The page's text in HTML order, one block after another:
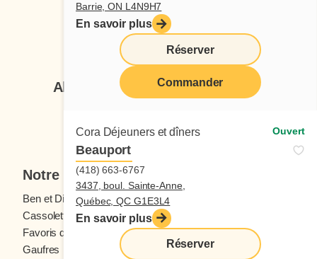
Barrie, ON L4N9H7
En savoir plus
Réserver
Commander
Cora Déjeuners et dîners Ouvert
Beauport
(418) 663-6767
3437, boul. Sainte-Anne,
Québec, QC G1E3L4
En savoir plus
Réserver
Suivez-nous
Abonnez-vous à notre infolettre
Notre menu
Ben et Dictine
Boissons
Cassolettes
Crêpes
Favoris des ados
Fruits frais
Gaufres
Menu enfants